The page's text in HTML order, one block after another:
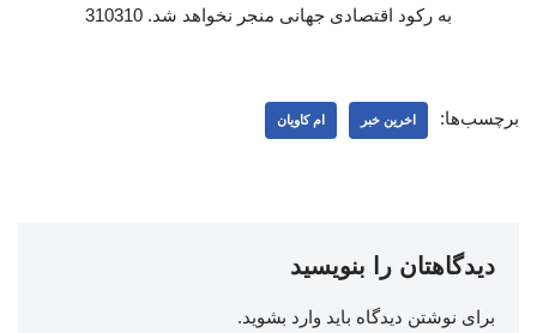
به رکود اقتصادی جهانی منجر نخواهد شد. 310310
برچسب‌ها: اخرین خبر ام کاویان
دیدگاهتان را بنویسید
برای نوشتن دیدگاه باید وارد بشوید.